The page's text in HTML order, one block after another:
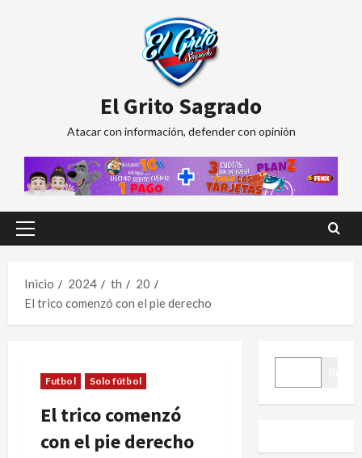
El Grito Sagrado
Atacar con información, defender con opinión
Menú
Inicio
2024 th
20
El trico comenzó con el pie derecho
Futbol Solo fútbol
El trico comenzó
con el pie derecho